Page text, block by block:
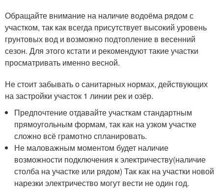
Обращайте внимание на наличие водоёма рядом с
участком, так как всегда присутствует высокий уровень
грунтовых вод и возможно подтопление в весенний
сезон. Для этого кстати и рекомендуют такие участки
просматривать именно весной.
Не стоит забывать о санитарных нормах, действующих
на застройки участок 1 линии рек и озёр.
Предпочтение отдавайте участкам стандартным
прямоугольным формам, так как на узком участке
сложно всё грамотно спланировать.
Не маловажным моментом будет наличие
возможности подключения к электричеству(наличие
столба на участке или рядом) Так как на участки новой
нарезки электричество могут вести не один год.